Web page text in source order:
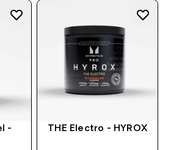
-
THE Electro - HYROX